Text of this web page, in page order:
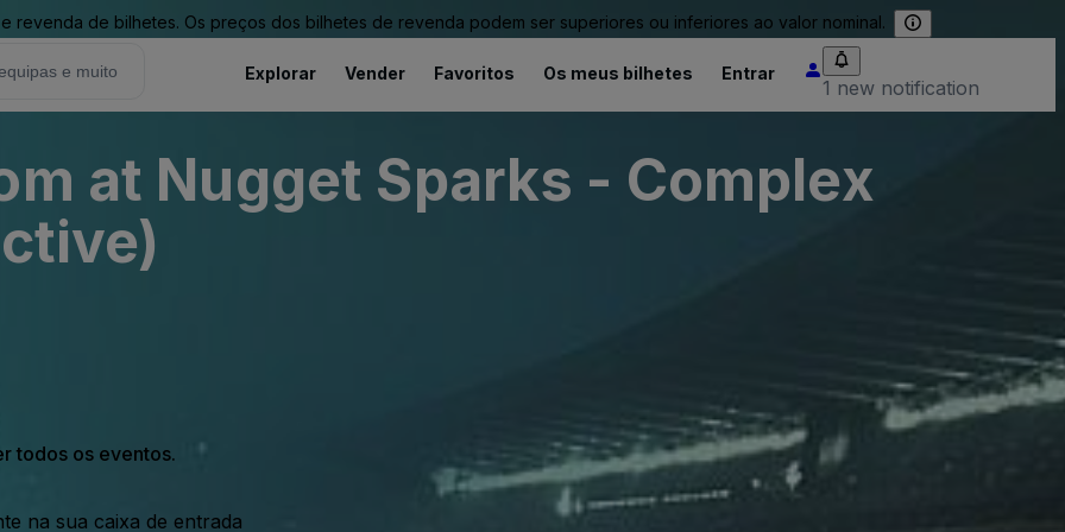
revenda de bilhetes. Os preços dos bilhetes de revenda podem ser superiores ou inferiores ao valor nominal.
Explorar Vender Favoritos Os meus bilhetes Entrar
1 new notification
at Nugget Sparks - Complex
todos os eventos.
na sua caixa de entrada